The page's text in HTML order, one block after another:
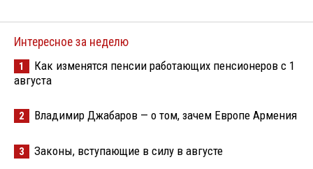
Интересное за неделю
1
Как изменятся пенсии работающих пенсионеров с 1
августа
2 Владимир Джабаров — о том, зачем Европе Армения
3 Законы, вступающие в силу в августе